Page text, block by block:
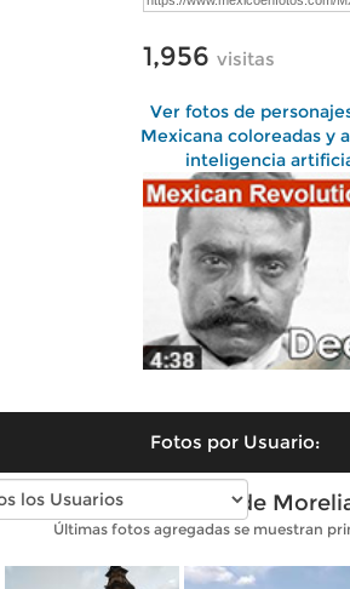
1,956 visitas
Ver fotos de
Mexicana coloreadas y
inteligencia
Fotos por Usuario:
Fotos modernas de
Últimas fotos agregadas se muestran